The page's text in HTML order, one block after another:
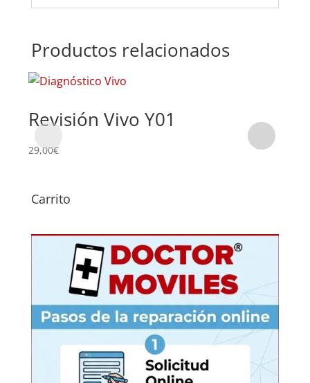
Productos relacionados
Revisión Vivo Y01
29,00€
Carrito